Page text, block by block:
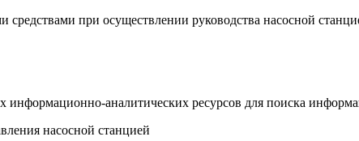
при осуществлении руководства насосной
информационно-аналитических ресурсов для поиска
насосной станцией